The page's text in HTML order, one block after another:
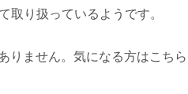
取り扱っているようです。
りません。気になる方はこちら